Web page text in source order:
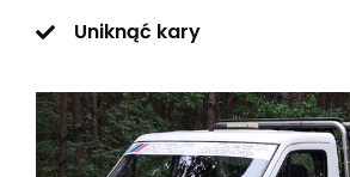
Uniknąć kary